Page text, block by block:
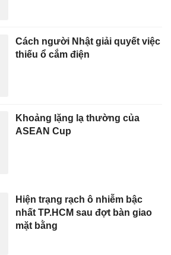
Cách người Nhật giải quyết việc
thiếu ổ cắm điện
Khoảng lặng lạ thường của
ASEAN Cup
Hiện trạng rạch ô nhiễm bậc
nhất TP.HCM sau đợt bàn giao
mặt bằng